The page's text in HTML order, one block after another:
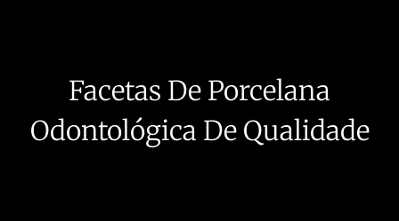
Facetas De Porcelana
Odontológica De Qualidade